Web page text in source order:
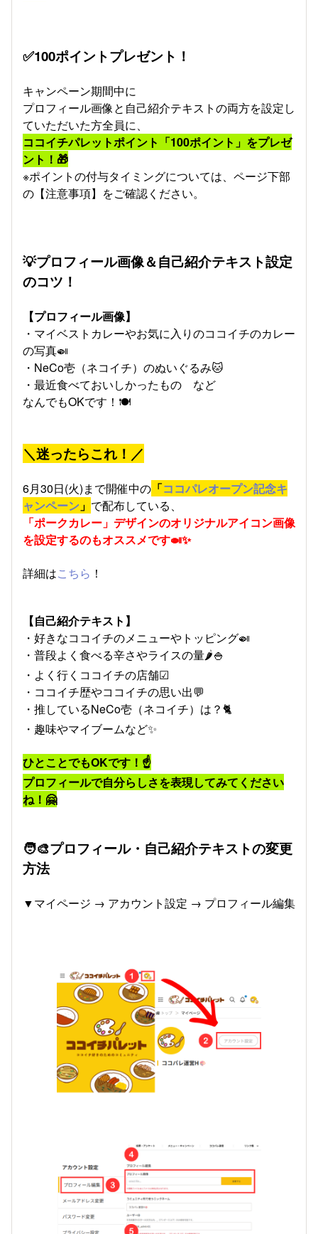
✅100ポイントプレゼント！
キャンペーン期間中に
プロフィール画像と自己紹介テキストの両方を設定し
ていただいた方全員に、
ココイチパレットポイント「100ポイント」をプレゼ
ント！🎁
※ポイントの付与タイミングについては、ページ下部
の【注意事項】をご確認ください。
💡プロフィール画像＆自己紹介テキスト設定
のコツ！
【プロフィール画像】
・マイベストカレーやお気に入りのココイチのカレー
の写真🍛
・NeCo壱（ネコイチ）のぬいぐるみ🐱
・最近食べておいしかったもの など
なんでもOKです！🍽️
＼迷ったらこれ！／
6月30日(火)まで開催中の 「ココパレオープン記念キ
ャンペーン 」 で配布している、
「ポークカレー」デザインのオリジナルアイコン画像
を設定するのもオススメです🍛✨
詳細はこちら ！
【自己紹介テキスト】
・好きなココイチのメニューやトッピング🍛
・普段よく食べる辛さやライスの量🌶️🍚
・よく行くココイチの店舗☑
・ココイチ歴やココイチの思い出💬
・推しているNeCo壱（ネコイチ）は？🐈
・趣味やマイブームなど✨
ひとことでもOKです！☝
プロフィールで自分らしさを表現してみてください
ね！🤗
🧑‍🎨プロフィール・自己紹介テキストの変更
方法
▼マイページ → アカウント設定 → プロフィール編集